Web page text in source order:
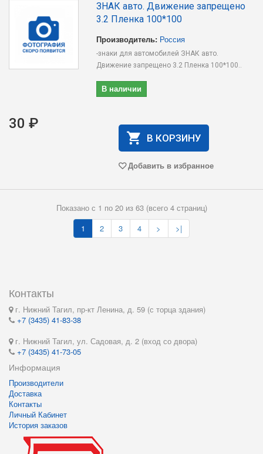
ЗНАК авто. Движение запрещено
3.2 Пленка 100*100
Производитель: Россия
-знаки для автомобилей ЗНАК авто.
Движение запрещено 3.2 Пленка 100*100..
В наличии
30 ₽
В КОРЗИНУ
Добавить в избранное
Показано с 1 по 20 из 63 (всего 4 страниц)
1
2 3 4 > >|
Контакты
г. Нижний Тагил, пр-кт Ленина, д. 59 (с торца здания)
+7 (3435) 41-83-38
г. Нижний Тагил, ул. Садовая, д. 2 (вход со двора)
+7 (3435) 41-73-05
Информация
Производители
Доставка
Контакты
Личный Кабинет
История заказов